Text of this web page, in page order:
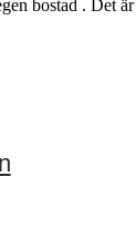
bostad . Det